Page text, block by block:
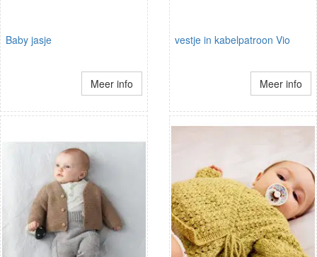
Baby jasje
Meer info
vestje in kabelpatroon Vio
Meer info